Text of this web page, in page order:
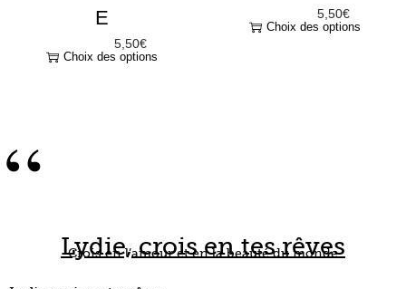
E
5,50€
Choix des options
5,50€
Choix des options
Lydie, crois en tes rêves
Crois en l’amour et en la beauté du monde
“